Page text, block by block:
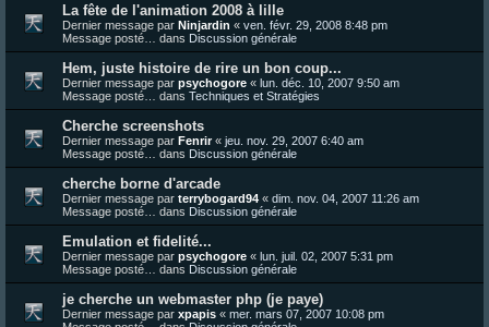
La fête de l'animation 2008 à lille
Dernier message par Ninjardin « ven. févr. 29, 2008 8:48 pm
Message posté… dans Discussion générale
Hem, juste histoire de rire un bon coup...
Dernier message par psychogore « lun. déc. 10, 2007 9:50 am
Message posté… dans Techniques et Stratégies
Cherche screenshots
Dernier message par Fenrir« jeu. nov. 29, 2007 6:40 am
Message posté… dans Discussion générale
cherche borne d'arcade
Dernier message par terrybogard94 « dim. nov. 04, 2007 11:26 am
Message posté… dans Discussion générale
Emulation et fidelité...
Dernier message par psychogore « lun. juil. 02, 2007 5:31 pm
Message posté… dans Discussion générale
je cherche un webmaster php (je paye)
Dernier message par xpapis « mer. mars 07, 2007 10:08 pm